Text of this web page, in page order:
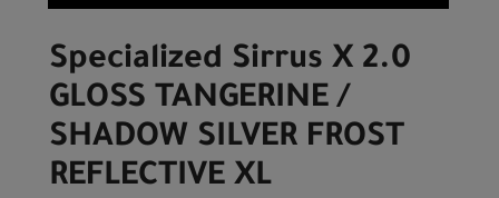
Specialized Sirrus X 2.0
GLOSS TANGERINE /
SHADOW SILVER FROST
REFLECTIVE XL